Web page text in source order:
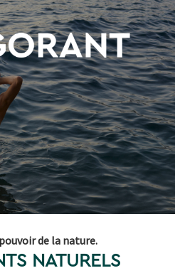
de la nature.
NATURELS